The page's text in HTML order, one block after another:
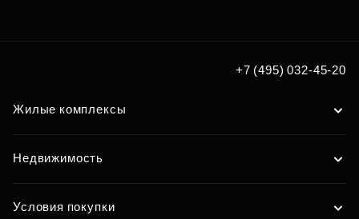
+7 (495) 032-45-20
Жилые комплексы
Недвижимость
Условия покупки